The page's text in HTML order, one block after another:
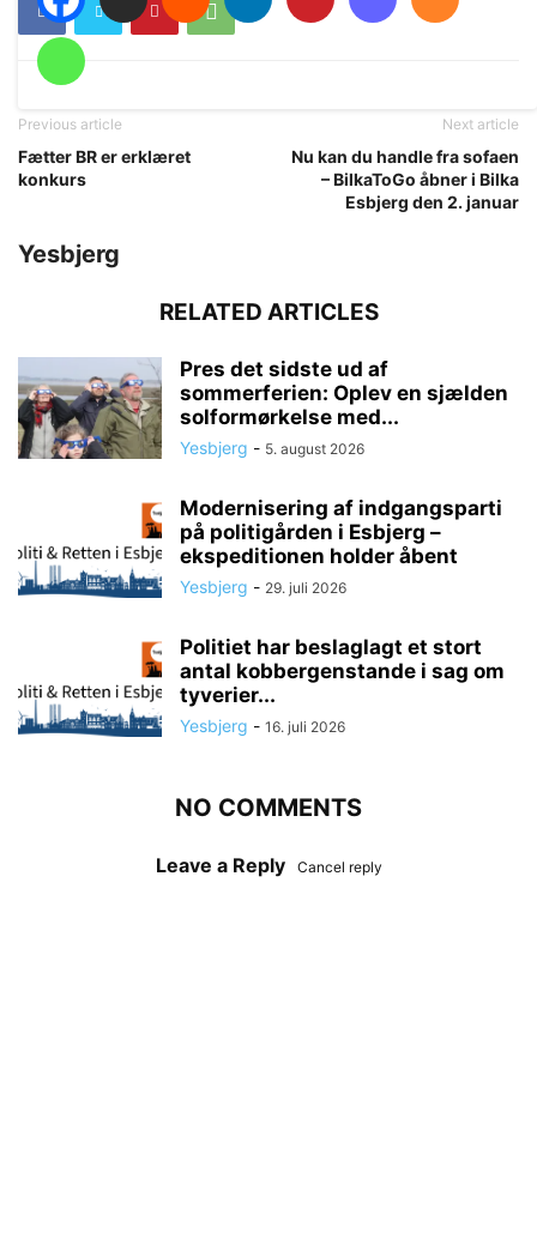
Previous article
Fætter BR er erklæret
konkurs
Next article
Nu kan du handle fra sofaen
– BilkaToGo åbner i Bilka
Esbjerg den 2. januar
Yesbjerg
RELATED ARTICLES
Pres det sidste ud af
sommerferien: Oplev en sjælden
solformørkelse med...
Yesbjerg - 5. august 2026
Modernisering af indgangsparti
på politigården i Esbjerg –
ekspeditionen holder åbent
Yesbjerg - 29. juli 2026
Politiet har beslaglagt et stort
antal kobbergenstande i sag om
tyverier...
Yesbjerg - 16. juli 2026
NO COMMENTS
Leave a Reply Cancel reply